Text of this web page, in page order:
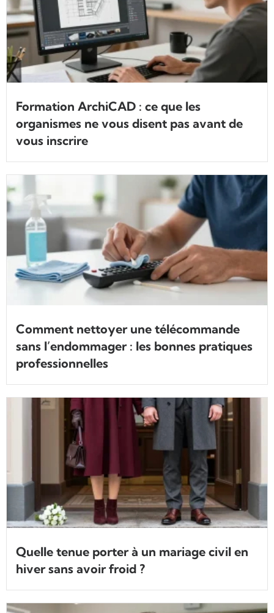
Formation ArchiCAD : ce que les
organismes ne vous disent pas avant de
vous inscrire
Comment nettoyer une télécommande
sans l’endommager : les bonnes pratiques
professionnelles
Quelle tenue porter à un mariage civil en
hiver sans avoir froid ?